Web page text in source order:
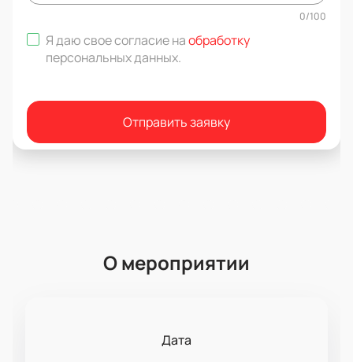
0/100
Я даю свое согласие наобработку
персональных данных.
Отправить заявку
О мероприятии
Дата